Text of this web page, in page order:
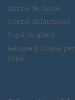
Ciorbă de burtă
Ciorbă rădăuțeană
Supă de găină
Găluște pufoase
supă